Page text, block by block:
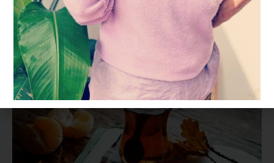
28 september 2016